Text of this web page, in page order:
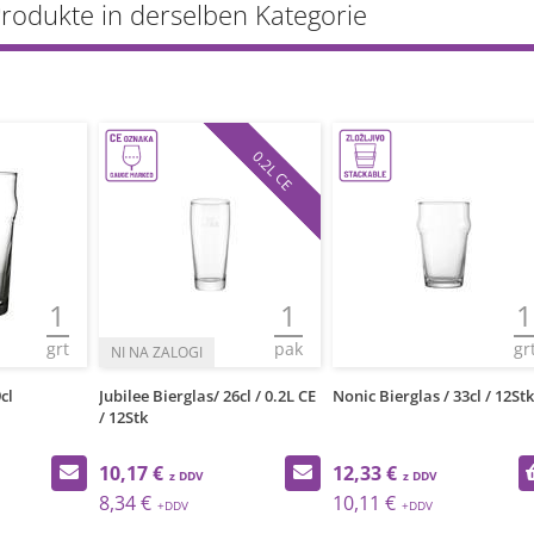
in derselben Kategorie
pak
/ 0.2L CE
grt
Nonic Bierglas / 33cl / 12Stk.
12,33 €
10,11 €
Nicol Bierkrug / 25cl
14,03 €
11,50 €